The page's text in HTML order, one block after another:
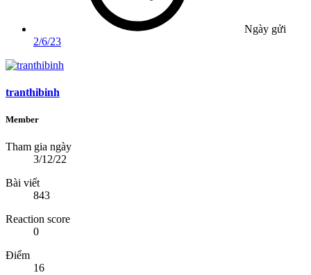
Ngày gửi
2/6/23
tranthibinh
Member
Tham gia ngày
3/12/22
Bài viết
843
Reaction score
0
Điểm
16